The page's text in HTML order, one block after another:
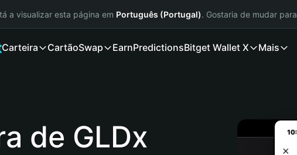
a visualizar esta página em Português (Portugal). Gostaria de mudar para
Carteira CartãoSwap EarnPredictionsBitget Wallet X Mais
de GLDx